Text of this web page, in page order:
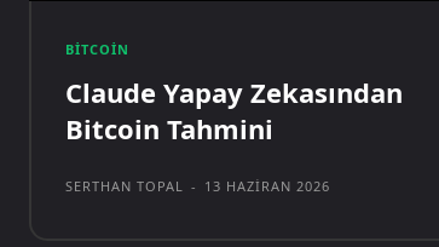
BITCOIN
Claude Yapay Zekasından
Bitcoin Tahmini
SERTHAN TOPAL - 13 HAZIRAN 2026